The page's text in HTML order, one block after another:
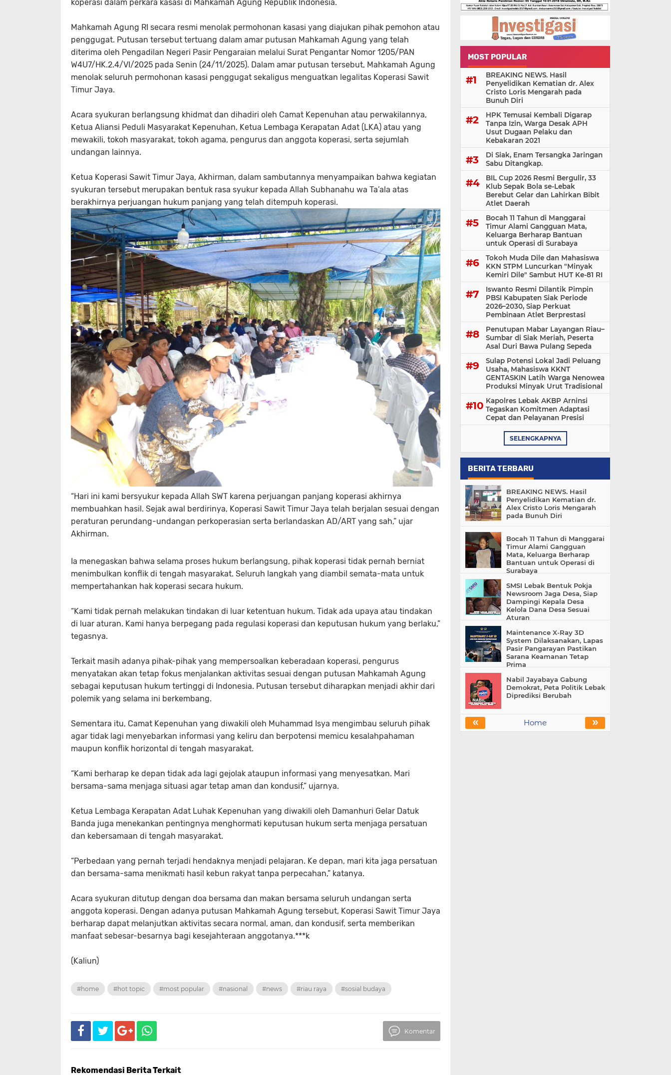
koperasi dalam perkara kasasi di Mahkamah Agung Republik Indonesia.
Mahkamah Agung RI secara resmi menolak permohonan kasasi yang diajukan pihak pemohon atau
penggugat. Putusan tersebut tertuang dalam amar putusan Mahkamah Agung yang telah
diterima oleh Pengadilan Negeri Pasir Pengaraian melalui Surat Pengantar Nomor 1205/PAN
W4U7/HK.2.4/VI/2025 pada Senin (24/11/2025). Dalam amar putusan tersebut, Mahkamah Agung
menolak seluruh permohonan kasasi penggugat sekaligus menguatkan legalitas Koperasi Sawit
Timur Jaya.
Acara syukuran berlangsung khidmat dan dihadiri oleh Camat Kepenuhan atau perwakilannya,
Ketua Aliansi Peduli Masyarakat Kepenuhan, Ketua Lembaga Kerapatan Adat (LKA) atau yang
mewakili, tokoh masyarakat, tokoh agama, pengurus dan anggota koperasi, serta sejumlah
undangan lainnya.
Ketua Koperasi Sawit Timur Jaya, Akhirman, dalam sambutannya menyampaikan bahwa kegiatan
syukuran tersebut merupakan bentuk rasa syukur kepada Allah Subhanahu wa Ta’ala atas
berakhirnya perjuangan hukum panjang yang telah ditempuh koperasi.
“Hari ini kami bersyukur kepada Allah SWT karena perjuangan panjang koperasi akhirnya
membuahkan hasil. Sejak awal berdirinya, Koperasi Sawit Timur Jaya telah berjalan sesuai dengan
peraturan perundang-undangan perkoperasian serta berlandaskan AD/ART yang sah,” ujar
Akhirman.
Ia menegaskan bahwa selama proses hukum berlangsung, pihak koperasi tidak pernah berniat
menimbulkan konflik di tengah masyarakat. Seluruh langkah yang diambil semata-mata untuk
mempertahankan hak koperasi secara hukum.
“Kami tidak pernah melakukan tindakan di luar ketentuan hukum. Tidak ada upaya atau tindakan
di luar aturan. Kami hanya berpegang pada regulasi koperasi dan keputusan hukum yang berlaku,”
tegasnya.
Terkait masih adanya pihak-pihak yang mempersoalkan keberadaan koperasi, pengurus
menyatakan akan tetap fokus menjalankan aktivitas sesuai dengan putusan Mahkamah Agung
sebagai keputusan hukum tertinggi di Indonesia. Putusan tersebut diharapkan menjadi akhir dari
polemik yang selama ini berkembang.
Sementara itu, Camat Kepenuhan yang diwakili oleh Muhammad Isya mengimbau seluruh pihak
agar tidak lagi menyebarkan informasi yang keliru dan berpotensi memicu kesalahpahaman
maupun konflik horizontal di tengah masyarakat.
“Kami berharap ke depan tidak ada lagi gejolak ataupun informasi yang menyesatkan. Mari
bersama-sama menjaga situasi agar tetap aman dan kondusif,” ujarnya.
Ketua Lembaga Kerapatan Adat Luhak Kepenuhan yang diwakili oleh Damanhuri Gelar Datuk
Banda juga menekankan pentingnya menghormati keputusan hukum serta menjaga persatuan
dan kebersamaan di tengah masyarakat.
“Perbedaan yang pernah terjadi hendaknya menjadi pelajaran. Ke depan, mari kita jaga persatuan
dan bersama-sama menikmati hasil kebun rakyat tanpa perpecahan,” katanya.
Acara syukuran ditutup dengan doa bersama dan makan bersama seluruh undangan serta
anggota koperasi. Dengan adanya putusan Mahkamah Agung tersebut, Koperasi Sawit Timur Jaya
berharap dapat melanjutkan aktivitas secara normal, aman, dan kondusif, serta memberikan
manfaat sebesar-besarnya bagi kesejahteraan anggotanya.***k
(Kaliun)
#home #hot topic #most popular #nasional #news #riau raya #sosial budaya
Komentar
Rekomendasi Berita Terkait
MOST POPULAR
BREAKING NEWS. Hasil
Penyelidikan Kematian dr. Alex
Cristo Loris Mengarah pada
Bunuh Diri
HPK Temusai Kembali Digarap
Tanpa Izin, Warga Desak APH
Usut Dugaan Pelaku dan
Kebakaran 2021
Di Siak, Enam Tersangka Jaringan
Sabu Ditangkap.
BIL Cup 2026 Resmi Bergulir, 33
Klub Sepak Bola se-Lebak
Berebut Gelar dan Lahirkan Bibit
Atlet Daerah
Bocah 11 Tahun di Manggarai
Timur Alami Gangguan Mata,
Keluarga Berharap Bantuan
untuk Operasi di Surabaya
Tokoh Muda Dile dan Mahasiswa
KKN STPM Luncurkan "Minyak
Kemiri Dile" Sambut HUT Ke-81 RI
Iswanto Resmi Dilantik Pimpin
PBSI Kabupaten Siak Periode
2026–2030, Siap Perkuat
Pembinaan Atlet Berprestasi
Penutupan Mabar Layangan Riau–
Sumbar di Siak Meriah, Peserta
Asal Duri Bawa Pulang Sepeda
Sulap Potensi Lokal Jadi Peluang
Usaha, Mahasiswa KKNT
GENTASKIN Latih Warga Nenowea
Produksi Minyak Urut Tradisional
Kapolres Lebak AKBP Arninsi
Tegaskan Komitmen Adaptasi
Cepat dan Pelayanan Presisi
SELENGKAPNYA
BERITA TERBARU
BREAKING NEWS. Hasil
Penyelidikan Kematian dr.
Alex Cristo Loris Mengarah
pada Bunuh Diri
Bocah 11 Tahun di Manggarai
Timur Alami Gangguan
Mata, Keluarga Berharap
Bantuan untuk Operasi di
Surabaya
SMSI Lebak Bentuk Pokja
Newsroom Jaga Desa, Siap
Dampingi Kepala Desa
Kelola Dana Desa Sesuai
Aturan
Maintenance X-Ray 3D
System Dilaksanakan, Lapas
Pasir Pangarayan Pastikan
Sarana Keamanan Tetap
Prima
Nabil Jayabaya Gabung
Demokrat, Peta Politik Lebak
Diprediksi Berubah
« »
Home